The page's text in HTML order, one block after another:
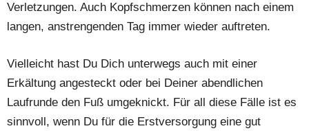
Verletzungen. Auch Kopfschmerzen können nach einem
langen, anstrengenden Tag immer wieder auftreten.
Vielleicht hast Du Dich unterwegs auch mit einer
Erkältung angesteckt oder bei Deiner abendlichen
Laufrunde den Fuß umgeknickt. Für all diese Fälle ist es
sinnvoll, wenn Du für die Erstversorgung eine gut